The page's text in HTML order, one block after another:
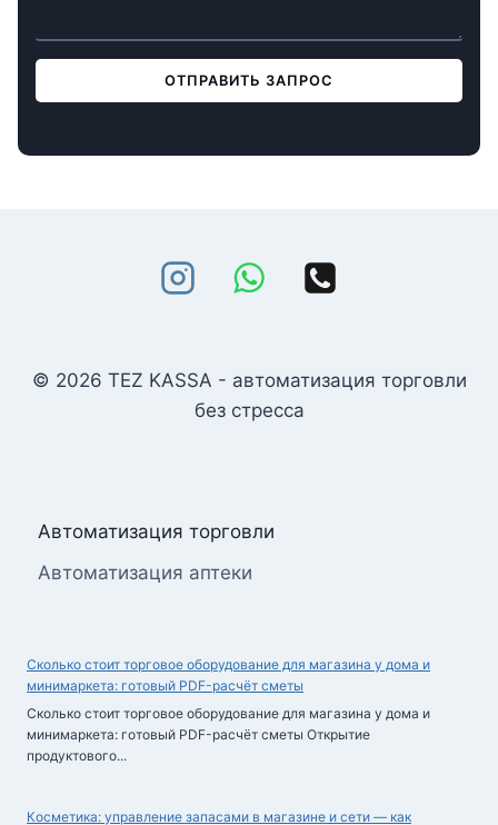
ОТПРАВИТЬ ЗАПРОС
© 2026 TEZ KASSA - автоматизация торговли
без стресса
Автоматизация торговли
Автоматизация аптеки
Сколько стоит торговое оборудование для магазина у дома и
минимаркета: готовый PDF-расчёт сметы
Сколько стоит торговое оборудование для магазина у дома и
минимаркета: готовый PDF-расчёт сметы Открытие
продуктового...
Косметика: управление запасами в магазине и сети — как